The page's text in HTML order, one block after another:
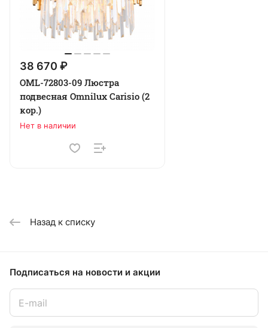
38 670 ₽
OML-72803-09 Люстра
подвесная Omnilux Carisio (2
кор.)
Нет в наличии
Назад к списку
Подписаться на новости и акции